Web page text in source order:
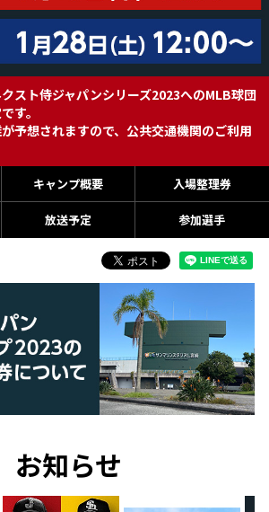
スト侍ジャパンシリーズ2023へのMLB球団
す。
予想されますので、公共交通機関のご利用
キャンプ概要 入場整理券
放送予定 参加選手
お知らせ